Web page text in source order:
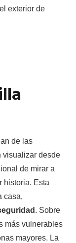
exterior de
de las
visualizar desde
de mirar a
historia. Esta
casa,
. Sobre
más vulnerables
mayores. La